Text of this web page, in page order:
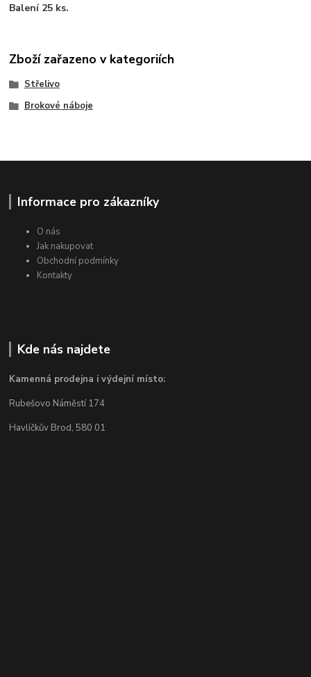
Balení 25 ks.
Zboží zařazeno v kategoriích
Střelivo
Brokové náboje
Informace pro zákazníky
O nás
Jak nakupovat
Obchodní podmínky
Kontakty
Kde nás najdete
Kamenná prodejna i výdejní místo:
Rubešovo Náměstí 174
Havlíčkův Brod, 580 01